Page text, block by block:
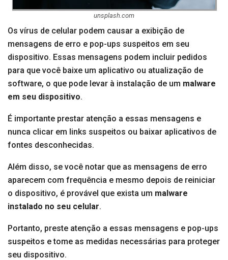
unsplash.com
Os vírus de celular podem causar a exibição de
mensagens de erro e pop-ups suspeitos em seu
dispositivo. Essas mensagens podem incluir pedidos
para que você baixe um aplicativo ou atualização de
software, o que pode levar à instalação de um malware
em seu dispositivo.
É importante prestar atenção a essas mensagens e
nunca clicar em links suspeitos ou baixar aplicativos de
fontes desconhecidas.
Além disso, se você notar que as mensagens de erro
aparecem com frequência e mesmo depois de reiniciar
o dispositivo, é provável que exista um malware
instalado no seu celular.
Portanto, preste atenção a essas mensagens e pop-ups
suspeitos e tome as medidas necessárias para proteger
seu dispositivo.